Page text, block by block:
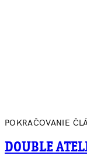
POKRAČOVANIE
DOUBLE